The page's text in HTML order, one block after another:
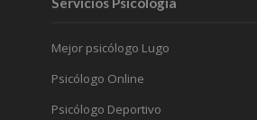
Mejor psicólogo Lugo
Psicólogo Online
Psicólogo Deportivo